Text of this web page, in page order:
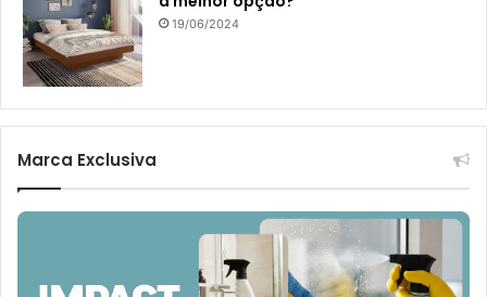
19/06/2024
Marca Exclusiva